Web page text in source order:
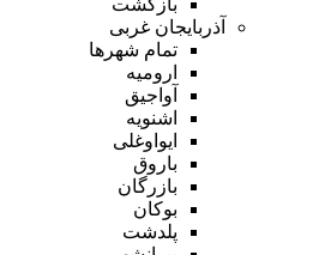
آذربایجان غربی
تمام شهر‌ها
ارومیه
آواجیق
اشنویه
ایواوغلی
باروق
بازرگان
بوکان
پلدشت